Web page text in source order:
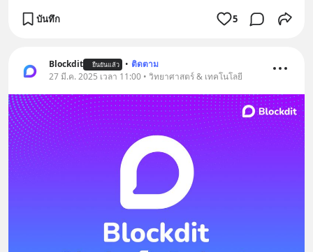
บันทึก 5
Blockdit ยืนยันแล้ว • ติดตาม
27 มี.ค. 2025 เวลา 11:00 • วิทยาศาสตร์ & เทคโนโลยี